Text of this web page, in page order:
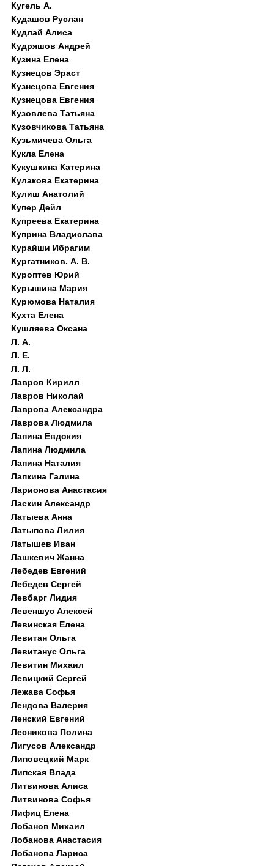
Кугель А.
Кудашов Руслан
Кудлай Алиса
Кудряшов Андрей
Кузина Елена
Кузнецов Эраст
Кузнецова Евгения
Кузнецова Евгения
Кузовлева Татьяна
Кузовчикова Татьяна
Кузьмичева Ольга
Кукла Елена
Кукушкина Катерина
Кулакова Екатерина
Кулиш Анатолий
Купер Дейл
Купреева Екатерина
Куприна Владислава
Курайши Ибрагим
Кургатников. А. В.
Куроптев Юрий
Курышина Мария
Курюмова Наталия
Кухта Елена
Кушляева Оксана
Л. А.
Л. Е.
Л. Л.
Лавров Кирилл
Лавров Николай
Лаврова Александра
Лаврова Людмила
Лапина Евдокия
Лапина Людмила
Лапина Наталия
Лапкина Галина
Ларионова Анастасия
Ласкин Александр
Латыева Анна
Латыпова Лилия
Латышев Иван
Лашкевич Жанна
Лебедев Евгений
Лебедев Сергей
Левбарг Лидия
Левеншус Алексей
Левинская Елена
Левитан Ольга
Левитанус Ольга
Левитин Михаил
Левицкий Сергей
Лежава Софья
Лендова Валерия
Ленский Евгений
Лесникова Полина
Лигусов Александр
Липовецкий Марк
Липская Влада
Литвинова Алиса
Литвинова Софья
Лифиц Елена
Лобанов Михаил
Лобанова Анастасия
Лобанова Лариса